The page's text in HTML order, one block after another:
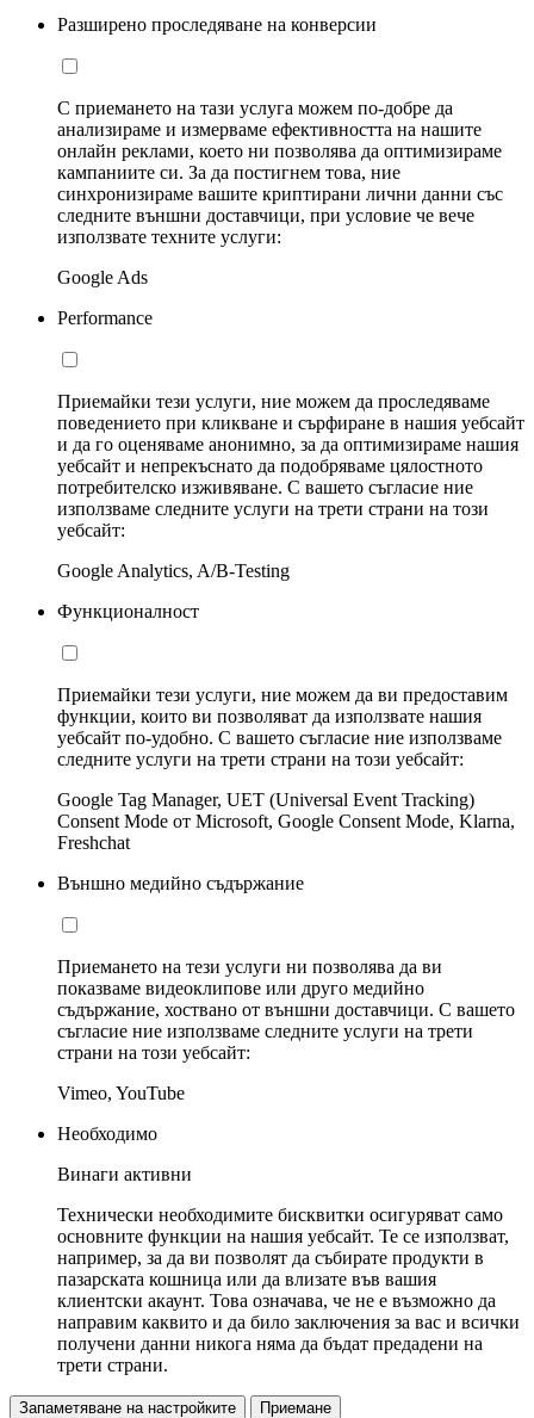
Разширено проследяване на конверсии
С приемането на тази услуга можем по-добре да
анализираме и измерваме ефективността на нашите
онлайн реклами, което ни позволява да оптимизираме
кампаниите си. За да постигнем това, ние
синхронизираме вашите криптирани лични данни със
следните външни доставчици, при условие че вече
използвате техните услуги:
Google Ads
Performance
Приемайки тези услуги, ние можем да проследяваме
поведението при кликване и сърфиране в нашия уебсайт
и да го оценяваме анонимно, за да оптимизираме нашия
уебсайт и непрекъснато да подобряваме цялостното
потребителско изживяване. С вашето съгласие ние
използваме следните услуги на трети страни на този
уебсайт:
Google Analytics, A/B-Testing
Функционалност
Приемайки тези услуги, ние можем да ви предоставим
функции, които ви позволяват да използвате нашия
уебсайт по-удобно. С вашето съгласие ние използваме
следните услуги на трети страни на този уебсайт:
Google Tag Manager, UET (Universal Event Tracking)
Consent Mode от Microsoft, Google Consent Mode, Klarna,
Freshchat
Външно медийно съдържание
Приемането на тези услуги ни позволява да ви
показваме видеоклипове или друго медийно
съдържание, хоствано от външни доставчици. С вашето
съгласие ние използваме следните услуги на трети
страни на този уебсайт:
Vimeo, YouTube
Необходимо
Винаги активни
Технически необходимите бисквитки осигуряват само
основните функции на нашия уебсайт. Те се използват,
например, за да ви позволят да събирате продукти в
пазарската кошница или да влизате във вашия
клиентски акаунт. Това означава, че не е възможно да
направим каквито и да било заключения за вас и всички
получени данни никога няма да бъдат предадени на
трети страни.
Запаметяване на настройките
Приемане